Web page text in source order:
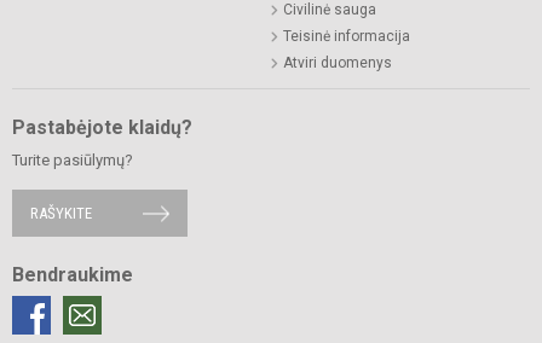
Civilinė sauga
Teisinė informacija
Atviri duomenys
Pastabėjote klaidų?
Turite pasiūlymų?
RAŠYKITE
Bendraukime